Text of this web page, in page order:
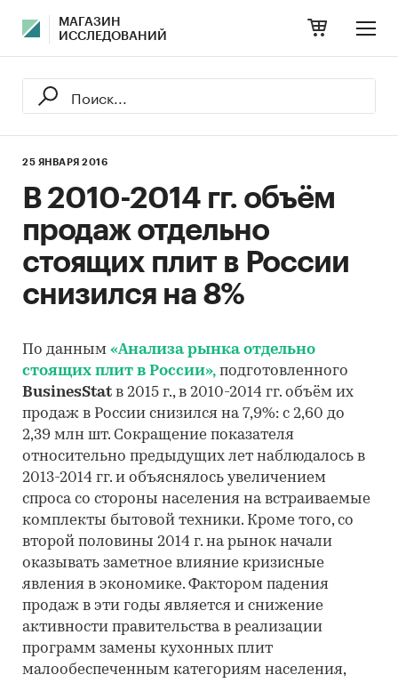
МАГАЗИН
ИССЛЕДОВАНИЙ
25 ЯНВАРЯ 2016
В 2010-2014 гг. объём
продаж отдельно
стоящих плит в России
снизился на 8%
По данным «Анализа рынка отдельно
стоящих плит в России», подготовленного
BusinesStat в 2015 г., в 2010-2014 гг. объём их
продаж в России снизился на 7,9%: с 2,60 до
2,39 млн шт. Сокращение показателя
относительно предыдущих лет наблюдалось в
2013-2014 гг. и объяснялось увеличением
спроса со стороны населения на встраиваемые
комплекты бытовой техники. Кроме того, со
второй половины 2014 г. на рынок начали
оказывать заметное влияние кризисные
явления в экономике. Фактором падения
продаж в эти годы является и снижение
активности правительства в реализации
программ замены кухонных плит
малообеспеченным категориям населения,